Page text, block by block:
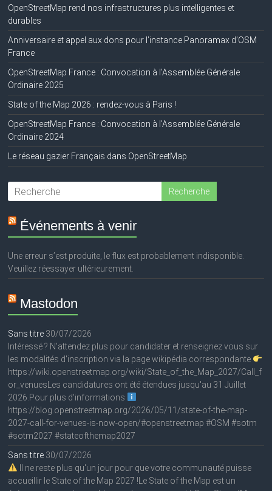
OpenStreetMap rend nos infrastructures plus intelligentes et
durables
Anniversaire et appel aux dons pour l’instance Panoramax d’OSM
France
OpenStreetMap France : Convocation à l’Assemblée Générale
Ordinaire 2025
State of the Map 2026 : rendez-vous à Paris !
OpenStreetMap France : Convocation à l’Assemblée Générale
Ordinaire 2024
Le réseau gazier Français dans OpenStreetMap
Événements à venir
Une erreur s’est produite, le flux est probablement indisponible.
Veuillez réessayer ultérieurement.
Mastodon
Sans titre 30/07/2026
Intéressé ? N'attendez plus pour candidater et renseignez vous sur
les modalités d'inscription via la page wikipédia correspondante
https://wiki.openstreetmap.org/wiki/State_of_the_Map_2027/Call_f
or_venuesLes candidatures ont été étendues jusqu'au 31 Juillet
2026.Pour plus d'informations
https://blog.openstreetmap.org/2026/05/11/state-of-the-map-
2027-call-for-venues-is-now-open/#openstreetmap #OSM #sotm
#sotm2027 #stateofthemap2027
Sans titre 30/07/2026
Il ne reste plus qu'un jour pour que votre communauté puisse
accueillir le State of the Map 2027 !Le State of the Map est un